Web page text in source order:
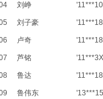
刘峥 '11***10
刘子豪 '11***18
卢奇 '11***18
芦铭 '11***3X
鲁达 '11***18
鲁伟东 '13***15